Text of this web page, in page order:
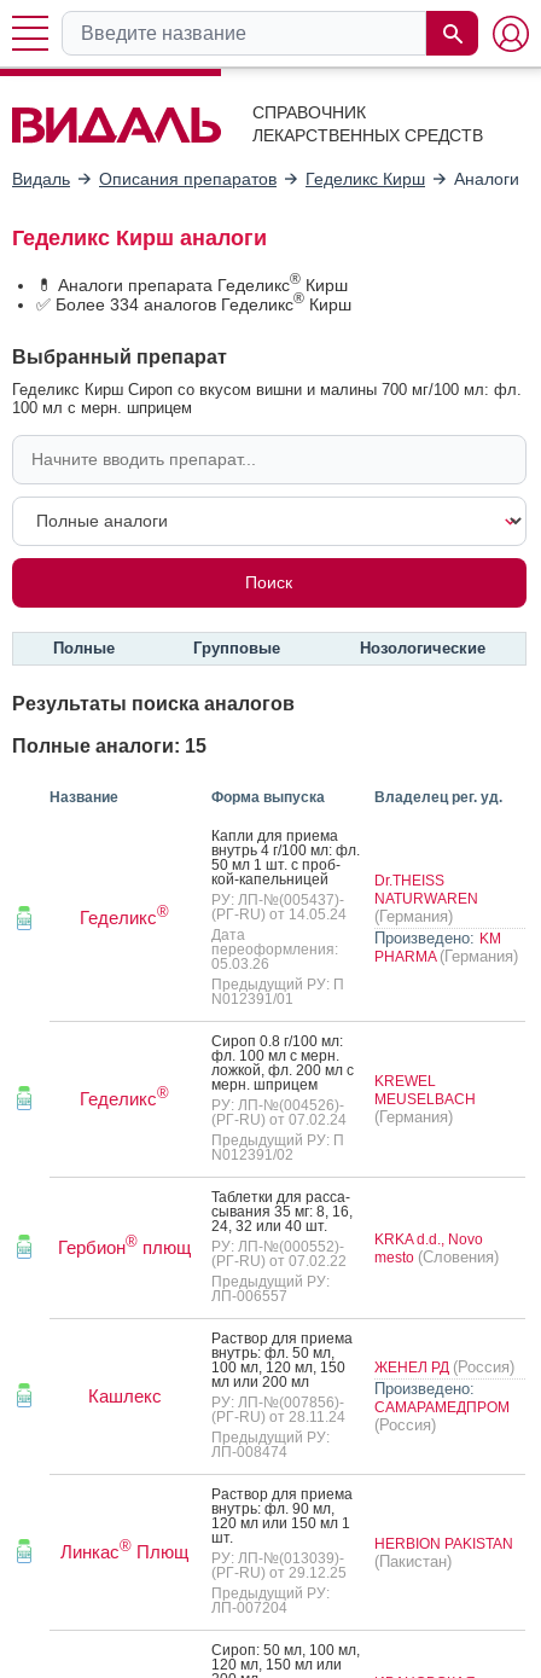
СПРАВОЧНИК
ЛЕКАРСТВЕННЫХ СРЕДСТВ
Видаль Описания препаратов Геделикс Кирш Аналоги
Геделикс Кирш аналоги
💊 Аналоги препарата Геделикс® Кирш
✅ Более 334 аналогов Геделикс® Кирш
Выбранный препарат
Геделикс Кирш Сироп со вкусом вишни и малины 700 мг/100 мл: фл.
100 мл с мерн. шприцем
Полные Групповые Нозологические
Результаты поиска аналогов
Полные аналоги: 15
Название Форма выпуска Владелец рег. уд.
Геделикс®
Кап­ли для при­ема
внутрь 4 г/100 мл: фл.
50 мл 1 шт. с проб­
кой-ка­пель­ни­цей
РУ: ЛП-№(005437)-
(РГ-RU) от 14.05.24
Дата
переоформления:
05.03.26
Предыдущий РУ: П
N012391/01
Dr.THEISS
NATURWAREN
(Германия)
Произведено: KM
PHARMA (Германия)
Геделикс®
Си­роп 0.8 г/100 мл:
фл. 100 мл с мерн.
лож­кой, фл. 200 мл с
мерн. шпри­цем
РУ: ЛП-№(004526)-
(РГ-RU) от 07.02.24
Предыдущий РУ: П
N012391/02
KREWEL
MEUSELBACH
(Германия)
Гербион® плющ
Таб­летки для рас­са­
сыва­ния 35 мг: 8, 16,
24, 32 или 40 шт.
РУ: ЛП-№(000552)-
(РГ-RU) от 07.02.22
Предыдущий РУ:
ЛП-006557
KRKA d.d., Novo
mesto (Словения)
Кашлекс
Рас­твор для при­ема
внутрь: фл. 50 мл,
100 мл, 120 мл, 150
мл или 200 мл
РУ: ЛП-№(007856)-
(РГ-RU) от 28.11.24
Предыдущий РУ:
ЛП-008474
ЖЕНЕЛ РД (Россия)
Произведено:
САМАРАМЕДПРОМ
(Россия)
Линкас® Плющ
Рас­твор для при­ема
внутрь: фл. 90 мл,
120 мл или 150 мл 1
шт.
РУ: ЛП-№(013039)-
(РГ-RU) от 29.12.25
Предыдущий РУ:
ЛП-007204
HERBION PAKISTAN
(Пакистан)
Си­роп: 50 мл, 100 мл,
120 мл, 150 мл или